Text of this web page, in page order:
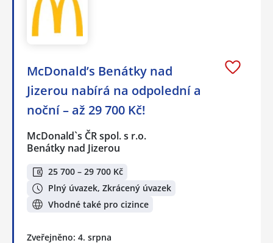
McDonald’s Benátky nad
Jizerou nabírá na odpolední a
noční – až 29 700 Kč!
McDonald`s ČR spol. s r.o.
Benátky nad Jizerou
25 700 – 29 700 Kč
Plný úvazek, Zkrácený úvazek
Vhodné také pro cizince
Zveřejněno: 4. srpna